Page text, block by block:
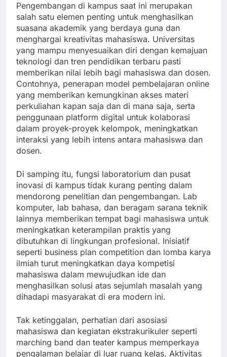
Pengembangan di kampus saat ini merupakan
salah satu elemen penting untuk menghasilkan
suasana akademik yang berdaya guna dan
menghargai kreativitas mahasiswa. Universitas
yang mampu menyesuaikan diri dengan kemajuan
teknologi dan tren pendidikan terbaru pasti
memberikan nilai lebih bagi mahasiswa dan dosen.
Contohnya, penerapan model pembelajaran online
yang memberikan kemungkinan akses materi
perkuliahan kapan saja dan di mana saja, serta
penggunaan platform digital untuk kolaborasi
dalam proyek-proyek kelompok, meningkatkan
interaksi yang lebih intens antara mahasiswa dan
dosen.
Di samping itu, fungsi laboratorium dan pusat
inovasi di kampus tidak kurang penting dalam
mendorong penelitian dan pengembangan. Lab
komputer, lab bahasa, dan beragam sarana teknik
lainnya memberikan tempat bagi mahasiswa untuk
meningkatkan keterampilan praktis yang
dibutuhkan di lingkungan profesional. Inisiatif
seperti business plan competition dan lomba karya
ilmiah turut meningkatkan daya kompetisi
mahasiswa dalam mewujudkan ide dan
menghasilkan solusi atas sejumlah masalah yang
dihadapi masyarakat di era modern ini.
Tak ketinggalan, perhatian dari asosiasi
mahasiswa dan kegiatan ekstrakurikuler seperti
marching band dan teater kampus memperkaya
pengalaman belajar di luar ruang kelas. Aktivitas